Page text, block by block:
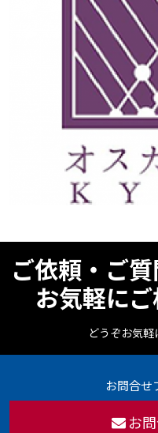
ご依頼・ご
お気軽にご
どうぞお気軽
お問合せ
お